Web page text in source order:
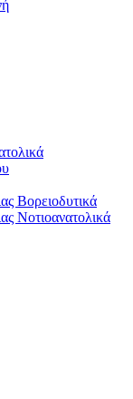
Βορειοδυτικά
Νοτιοανατολικά